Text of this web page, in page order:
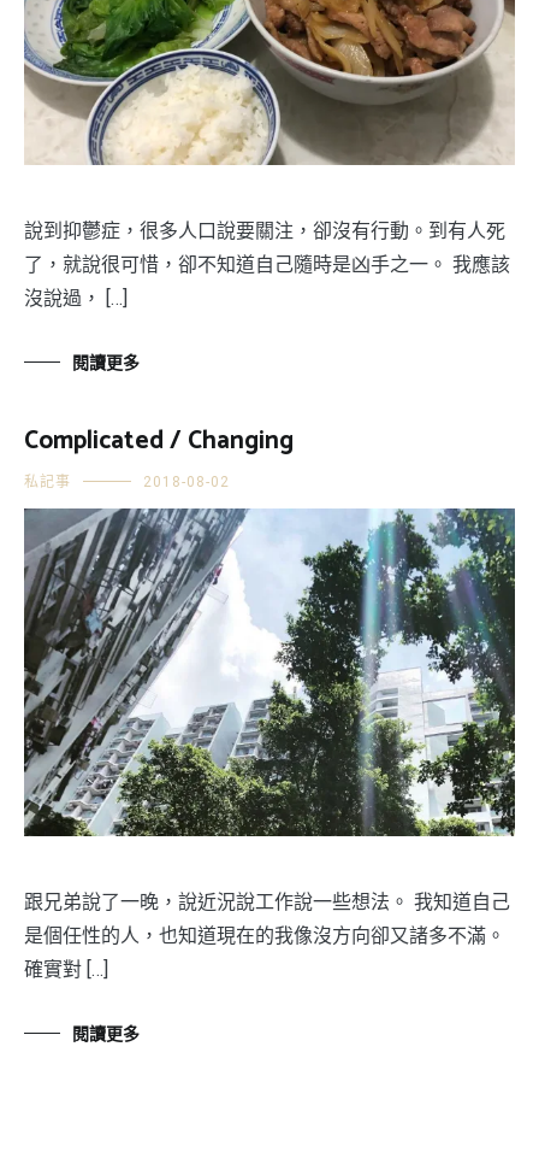
說到抑鬱症，很多人口說要關注，卻沒有行動。到有人死
了，就說很可惜，卻不知道自己隨時是凶手之一。 我應該
沒說過， […]
閱讀更多
Complicated / Changing
私記事 2018-08-02
跟兄弟說了一晚，說近況說工作說一些想法。 我知道自己
是個任性的人，也知道現在的我像沒方向卻又諸多不滿。
確實對 […]
閱讀更多